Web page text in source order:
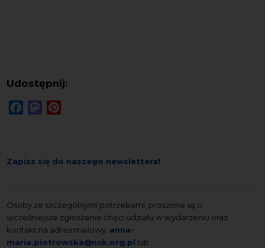
Udostępnij:
FacebookMastodon
Zapisz się do naszego newslettera!
Osoby ze szczególnymi potrzebami, proszone są o
wcześniejsze zgłoszenie chęci udziału w wydarzeniu oraz
kontakt na adres mailowy: anna-
maria.piotrowska@nck.org.pl lub